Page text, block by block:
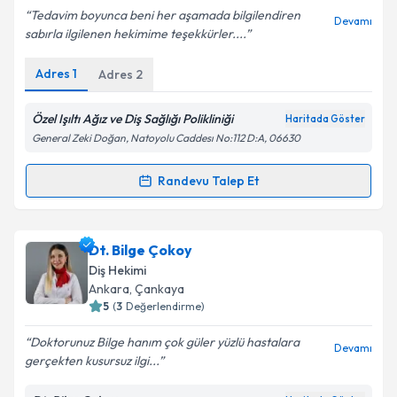
E-posta Adresiniz
Kişisel verilerimin işlenmesine ilişkinAydınlatma
Metni'ni okudum ve kişisel verilerimin belirtilen
kapsamda işlenmesini kabul ediyorum.
Takvim Talebini Gönder
Tedavim boyunca beni her aşamada bilgilendiren
sabırla ilgilenen hekimime teşekkürler....
Devamı
Adres 1 Adres 2
Özel Işıltı Ağız ve Diş Sağlığı Polikliniği Haritada Göster
General Zeki Doğan, Natoyolu Caddesı No:112 D:A, 06630
Randevu Talep Et
Randevu Takvimi Talebi
Dt. Yunus Emre Şahin
oluşturun. Size bu uzmandan randevu almanız için bir
takvim hazırlandığında e-posta ile bilgilendireceğiz.
Dt. Bilge Çokoy
Diş Hekimi
Ankara, Çankaya
5 (3 Değerlendirme)
Doktorunuz Bilge hanım çok güler yüzlü hastalara
gerçekten kusursuz ilgi...
Devamı